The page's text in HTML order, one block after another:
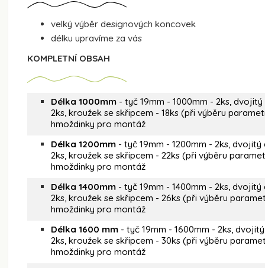
velký výběr designových koncovek
délku upravíme za vás
KOMPLETNÍ OBSAH
Délka 1000mm - tyč 19mm - 1000mm - 2ks,
2ks, kroužek se skřipcem - 18ks (při výběru
hmoždinky pro montáž
Délka 1200mm - tyč 19mm - 1200mm - 2ks,
2ks, kroužek se skřipcem - 22ks (při výběru
hmoždinky pro montáž
Délka 1400mm - tyč 19mm - 1400mm - 2ks,
2ks, kroužek se skřipcem - 26ks (při výběru
hmoždinky pro montáž
Délka 1600 mm - tyč 19mm - 1600mm - 2ks,
2ks, kroužek se skřipcem - 30ks (při výběru
hmoždinky pro montáž